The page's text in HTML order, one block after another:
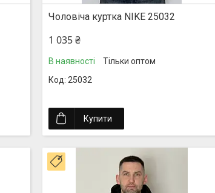
Чоловіча куртка NIKE 25032
1 035 ₴
В наявності
Тільки оптом
25032
Купити